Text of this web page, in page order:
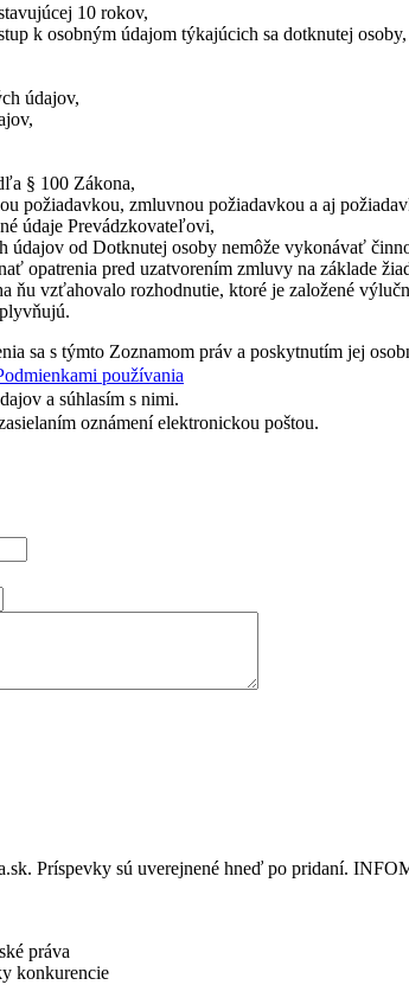
10 rokov,
k osobným údajom týkajúcich sa dotknutej osoby,
údajov,
§ 100 Zákona,
požiadavkou, zmluvnou požiadavkou a aj
údaje Prevádzkovateľovi,
údajov od Dotknutej osoby nemôže vykonávať
opatrenia pred uzatvorením zmluvy na základe
ňu vzťahovalo rozhodnutie, ktoré je založené
sa s týmto Zoznamom práv a poskytnutím jej
používania
a súhlasím s nimi.
oznámení elektronickou poštou.
Príspevky sú uverejnené hneď po pridaní.
práva
konkurencie